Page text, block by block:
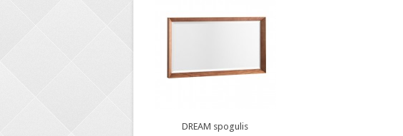
DREAM spogulis